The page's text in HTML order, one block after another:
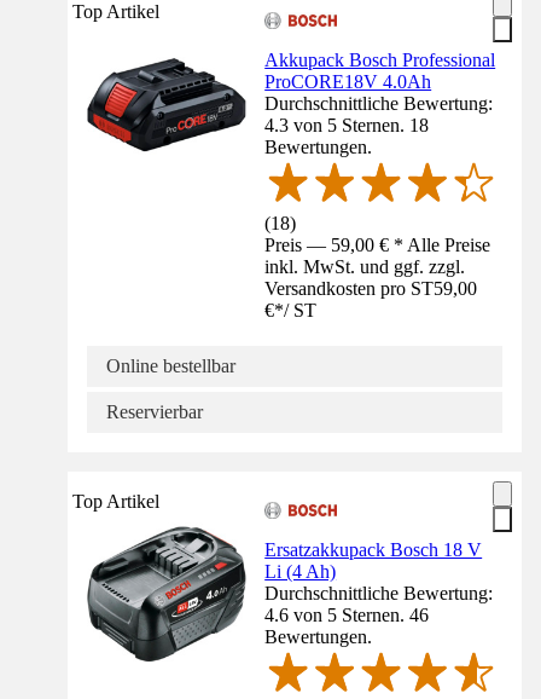
Top Artikel
Akkupack Bosch Professional
ProCORE18V 4.0Ah
Durchschnittliche Bewertung:
4.3 von 5 Sternen. 18
Bewertungen.
(18)
Preis — 59,00 € * Alle Preise
inkl. MwSt. und ggf. zzgl.
Versandkosten pro ST59,00
€*/ ST
Online bestellbar
Reservierbar
Top Artikel
Ersatzakkupack Bosch 18 V
Li (4 Ah)
Durchschnittliche Bewertung:
4.6 von 5 Sternen. 46
Bewertungen.